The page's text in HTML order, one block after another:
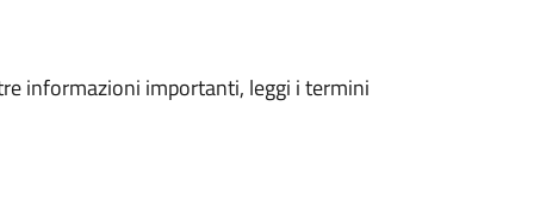
informazioni importanti, leggi i termini